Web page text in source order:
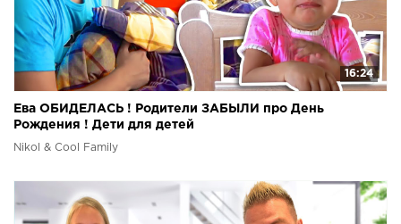
16:24
Ева ОБИДЕЛАСЬ ! Родители ЗАБЫЛИ про День
Рождения ! Дети для детей
Nikol & Cool Family